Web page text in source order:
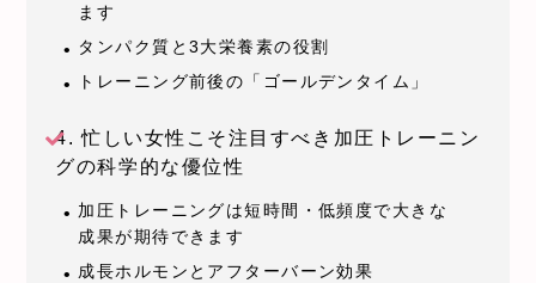
ます
タンパク質と3大栄養素の役割
トレーニング前後の「ゴールデンタイム」
4. 忙しい女性こそ注目すべき加圧トレーニン
グの科学的な優位性
加圧トレーニングは短時間・低頻度で大きな
成果が期待できます
成長ホルモンとアフターバーン効果